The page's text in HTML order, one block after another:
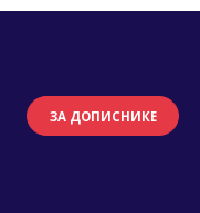
ЗА ДОПИСНИКЕ